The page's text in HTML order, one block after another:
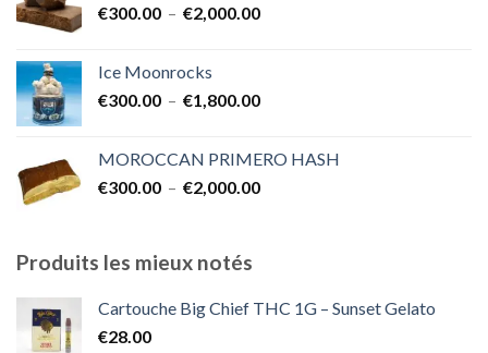
€300.00 – €2,000.00Plage
à
Ice Moonrocks
€300.00 – €1,800.00Plage
€300.00
à
MOROCCAN PRIMERO HASH
€300.00 – €2,000.00Plage
€2,000.00
Produits les mieux notés
Cartouche Big Chief THC 1G – Sunset Gelato
€28.00